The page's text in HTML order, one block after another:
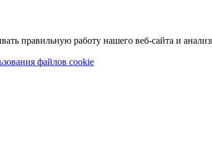
правильную работу нашего веб-сайта и
файлов cookie